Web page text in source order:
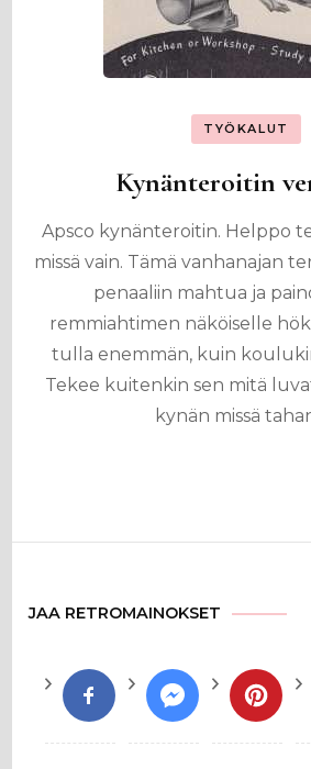
TYÖKALUT
Kynänteroitin
Apsco kynänteroitin. Helppo
missä vain. Tämä vanhanajan
penaaliin mahtua ja
remmiahtimen näköiselle
tulla enemmän, kuin
Tekee kuitenkin sen mitä
kynän missä
JAA RETROMAINOKSET